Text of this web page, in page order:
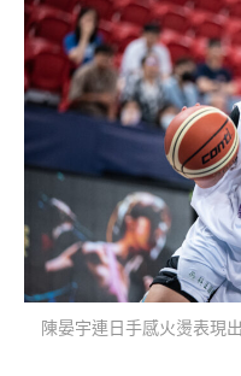
陳晏宇連日手感火燙表現